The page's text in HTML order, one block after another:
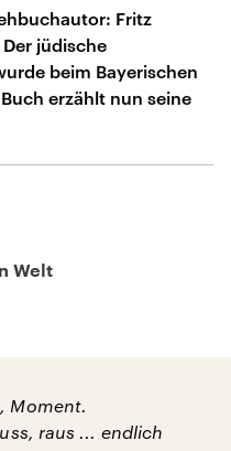
Fritz
jüdische
beim Bayerischen
erzählt nun seine
Welt
Moment.
raus ... endlich